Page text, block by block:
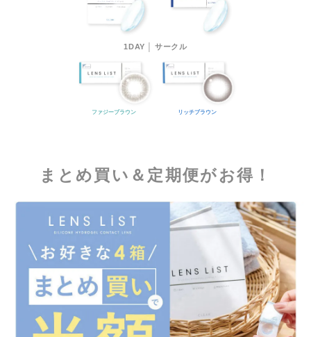
1DAY │ サークル
ファジーブラウン リッチブラウン
まとめ買い＆定期便がお得！